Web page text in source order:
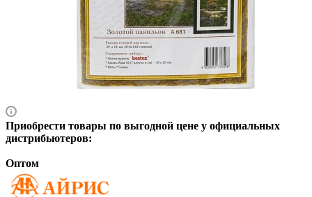
Приобрести товары по выгодной цене у официальных
дистрибьютеров:
Оптом